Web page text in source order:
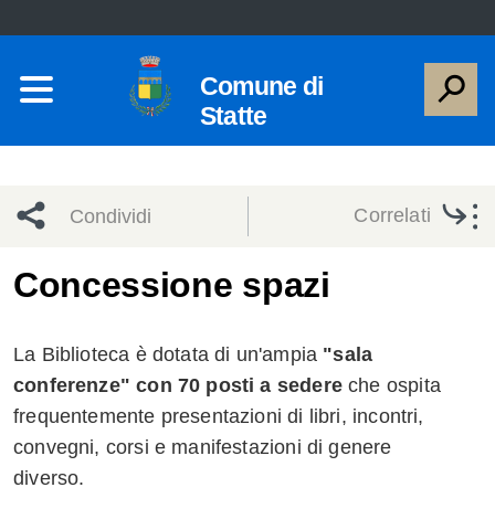
Comune di
Statte
Condividi
network
Condividi
Condividi
Facebook
su
Twitter
Condividi
su
Condividi
Correlati
Concessione spazi
La Biblioteca è dotata di un'ampia "sala
conferenze" con 70 posti a sedereche ospita
frequentemente presentazioni di libri, incontri,
convegni, corsi e manifestazioni di genere
diverso.